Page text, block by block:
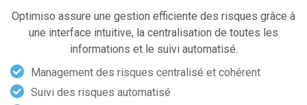
(Conseil)
(Formations)
(À propos)
Optimiso assure une gestion efficiente des risques grâce à
une interface intuitive, la centralisation de toutes les
informations et le suivi automatisé.
Management des risques centralisé et cohérent
Suivi des risques automatisé